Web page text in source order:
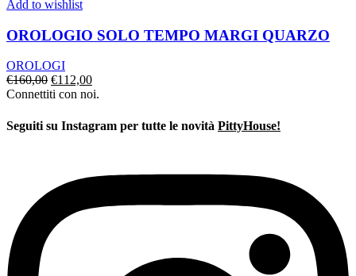
Add to wishlist
OROLOGIO SOLO TEMPO MARGI QUARZO
OROLOGI
€160,00 Il
prezzo
era:
€160,00.
€112,00Il
prezzo
è:
€112,00.
Connettiti con noi.
Seguiti su Instagram per tutte le novità PittyHouse!